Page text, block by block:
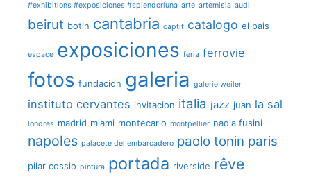
#exhibitions #exposiciones #splendorluna arte artemisia audi
beirut botin cantabria captif catalogo el pais
espace exposiciones feria ferrovie
fotos fundacion galeria galerie weiler
instituto cervantes invitacion italia jazz juan la sal
londres madrid miami montecarlo montpellier nadia fusini
napoles palacete del embarcadero paolo tonin paris
pilar cossio pintura portada riverside rêve